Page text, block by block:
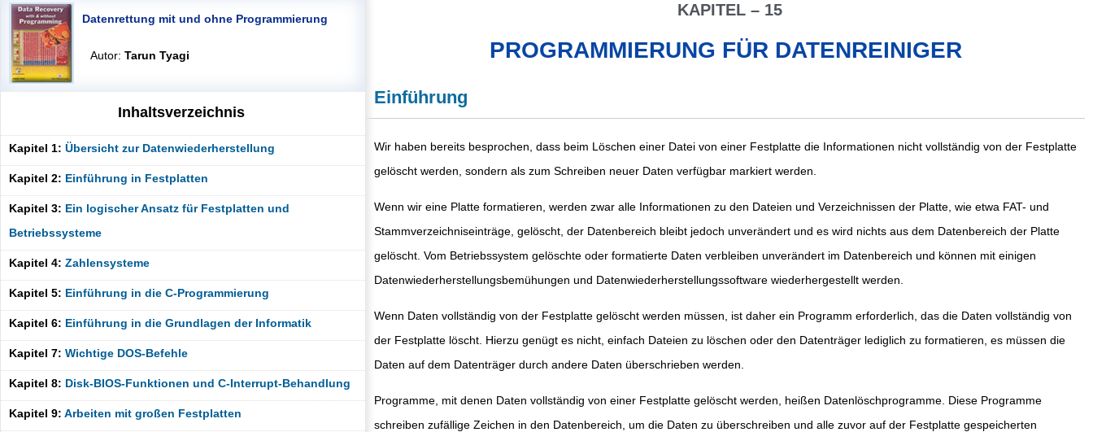
Datenrettung mit und ohne Programmierung
Autor: Tarun Tyagi
Inhaltsverzeichnis
Kapitel 1: Übersicht zur Datenwiederherstellung
Kapitel 2: Einführung in Festplatten
Kapitel 3: Ein logischer Ansatz für Festplatten und
Betriebssysteme
Kapitel 4: Zahlensysteme
Kapitel 5: Einführung in die C-Programmierung
Kapitel 6: Einführung in die Grundlagen der Informatik
Kapitel 7: Wichtige DOS-Befehle
Kapitel 8: Disk-BIOS-Funktionen und C-Interrupt-Behandlung
Kapitel 9: Arbeiten mit großen Festplatten
KAPITEL – 15
PROGRAMMIERUNG FÜR DATENREINIGER
Einführung
Wir haben bereits besprochen, dass beim Löschen einer Datei von einer Festplatte die Informationen nicht vollständig von der Festplatte
gelöscht werden, sondern als zum Schreiben neuer Daten verfügbar markiert werden.
Wenn wir eine Platte formatieren, werden zwar alle Informationen zu den Dateien und Verzeichnissen der Platte, wie etwa FAT- und
Stammverzeichniseinträge, gelöscht, der Datenbereich bleibt jedoch unverändert und es wird nichts aus dem Datenbereich der Platte
gelöscht. Vom Betriebssystem gelöschte oder formatierte Daten verbleiben unverändert im Datenbereich und können mit einigen
Datenwiederherstellungsbemühungen und Datenwiederherstellungssoftware wiederhergestellt werden.
Wenn Daten vollständig von der Festplatte gelöscht werden müssen, ist daher ein Programm erforderlich, das die Daten vollständig von
der Festplatte löscht. Hierzu genügt es nicht, einfach Dateien zu löschen oder den Datenträger lediglich zu formatieren, es müssen die
Daten auf dem Datenträger durch andere Daten überschrieben werden.
Programme, mit denen Daten vollständig von einer Festplatte gelöscht werden, heißen Datenlöschprogramme. Diese Programme
schreiben zufällige Zeichen in den Datenbereich, um die Daten zu überschreiben und alle zuvor auf der Festplatte gespeicherten